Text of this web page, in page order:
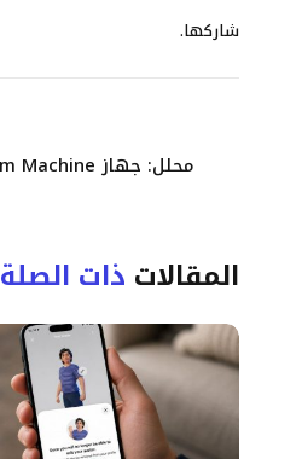
شاركها.
المقالات ذات الصلة